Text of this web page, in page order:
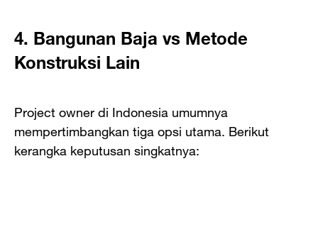
4. Bangunan Baja vs Metode
Konstruksi Lain
Project owner di Indonesia umumnya
mempertimbangkan tiga opsi utama. Berikut
kerangka keputusan singkatnya: